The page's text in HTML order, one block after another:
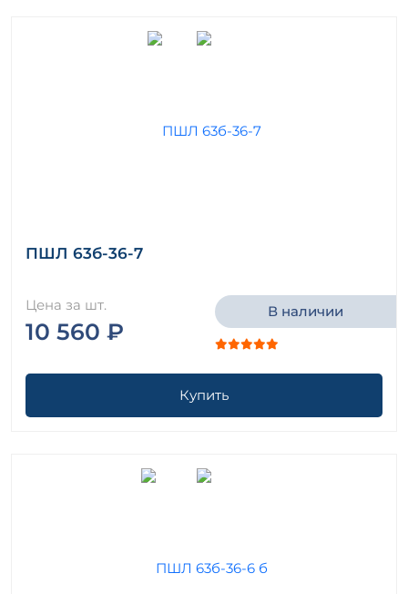
ПШЛ 63б-36-7
Цена за шт.
10 560 ₽
В наличии
Купить